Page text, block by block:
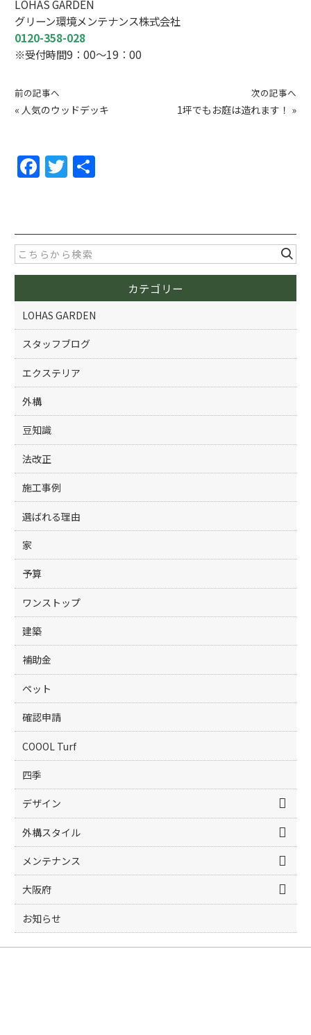
LOHAS GARDEN
グリーン環境メンテナンス株式会社
0120-358-028
※受付時間9：00～19：00
前の記事へ
« 人気のウッドデッキ
次の記事へ
1坪でもお庭は造れます！ »
F
a
e
b
o
o
k
T
w
er
カテゴリー
LOHAS GARDEN
スタッフブログ
エクステリア
外構
豆知識
法改正
施工事例
選ばれる理由
家
予算
ワンストップ
建築
補助金
ペット
確認申請
COOOL Turf
四季
デザイン
外構スタイル
メンテナンス
大阪府
お知らせ